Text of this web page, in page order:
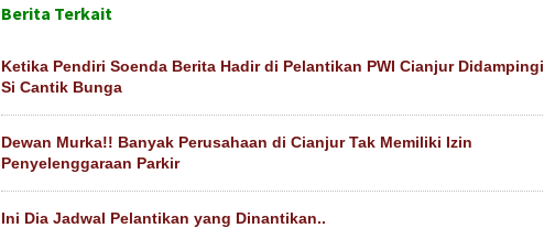
Berita Terkait
Ketika Pendiri Soenda Berita Hadir di Pelantikan PWI Cianjur Didampingi
Si Cantik Bunga
Dewan Murka!! Banyak Perusahaan di Cianjur Tak Memiliki Izin
Penyelenggaraan Parkir
Ini Dia Jadwal Pelantikan yang Dinantikan..